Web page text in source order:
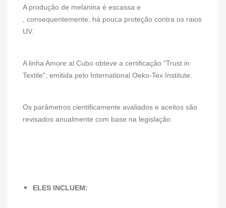
A produção de melanina é escassa e
, consequentemente, há pouca proteção contra os raios
UV.
A linha Amore al Cubo obteve a certificação "Trust in
Textile", emitida pelo International Oeko-Tex Institute.
Os parâmetros cientificamente avaliados e aceitos são
revisados ​​anualmente com base na legislação.
ELES INCLUEM: